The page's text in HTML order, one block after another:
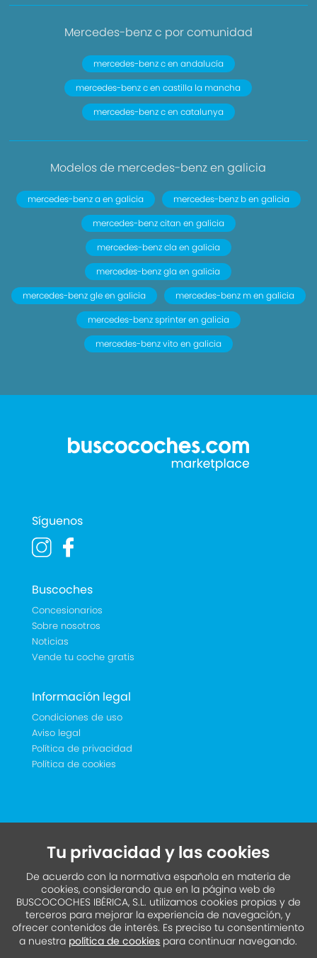
Mercedes-benz c por comunidad
mercedes-benz c en andalucía
mercedes-benz c en castilla la mancha
mercedes-benz c en catalunya
Modelos de mercedes-benz en galicia
mercedes-benz a en galicia
mercedes-benz b en galicia
mercedes-benz citan en galicia
mercedes-benz cla en galicia
mercedes-benz gla en galicia
mercedes-benz gle en galicia
mercedes-benz m en galicia
mercedes-benz sprinter en galicia
mercedes-benz vito en galicia
Síguenos
Buscoches
Concesionarios
Sobre nosotros
Noticias
Vende tu coche gratis
Información legal
Condiciones de uso
Aviso legal
Política de privacidad
Política de cookies
Tu privacidad y las cookies
De acuerdo con la normativa española en materia de
cookies, considerando que en la página web de
BUSCOCOCHES IBÉRICA, S.L. utilizamos cookies propias y de
terceros para mejorar la experiencia de navegación, y
ofrecer contenidos de interés. Es preciso tu consentimiento
a nuestra política de cookies para continuar navegando.